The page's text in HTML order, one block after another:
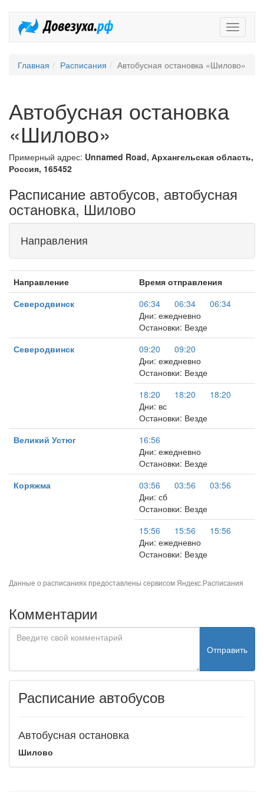
Главная Расписания Автобусная остановка «Шилово»
Автобусная остановка
«Шилово»
Примерный адрес: Unnamed Road, Архангельская область,
Россия, 165452
Расписание автобусов, автобусная
остановка, Шилово
Направления
Направление
Время отправления
Северодвинск
06:34 06:34
06:34
Дни: ежедневно
Остановки: Везде
Северодвинск
09:20
09:20
Дни: ежедневно
Остановки: Везде
18:20
18:20
18:20
Дни: вс
Остановки: Везде
Великий Устюг
16:56
Дни: ежедневно
Остановки: Везде
Коряжма
03:56 03:56
03:56
Дни: сб
Остановки: Везде
15:56
15:56
15:56
Дни: ежедневно
Остановки: Везде
Данные о расписаниях предоставлены сервисом Яндекс.Расписания
Комментарии
Отправить
Расписание автобусов
Автобусная остановка
Шилово